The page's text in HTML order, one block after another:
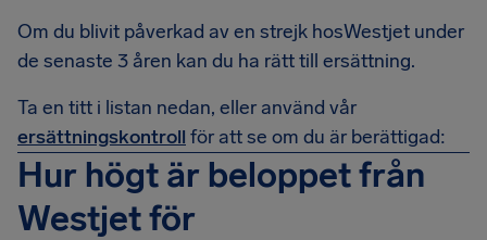
Om du blivit påverkad av en strejk hosWestjet under
de senaste 3 åren kan du ha rätt till ersättning.
Ta en titt i listan nedan, eller använd vår
ersättningskontroll för att se om du är berättigad:
Hur högt är beloppet från
Westjet för